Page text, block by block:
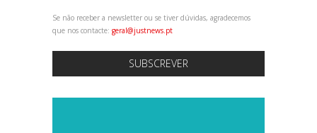
Se não receber a newsletter ou se tiver dúvidas, agradecemos
que nos contacte: geral@justnews.pt
SUBSCREVER